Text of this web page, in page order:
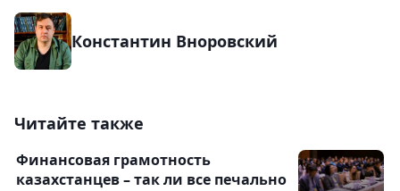
Константин Вноровский
Читайте также
Финансовая грамотность
казахстанцев – так ли все печально